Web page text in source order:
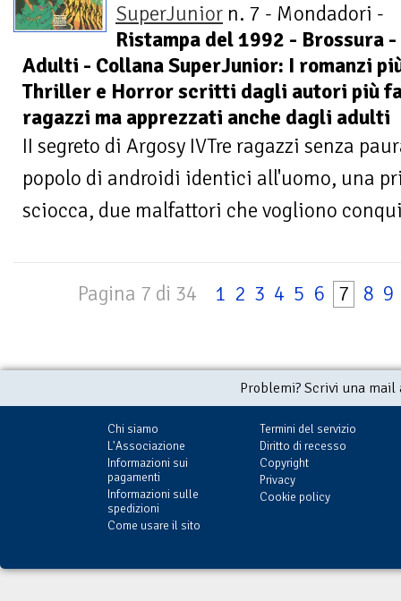
SuperJunior n. 7 - Mondadori -
Ristampa del 1992 - Brossura
Adulti - Collana SuperJunior: I romanzi
Thriller e Horror scritti dagli autori più
ragazzi ma apprezzati anche dagli adulti
II segreto di Argosy IVTre ragazzi senza
popolo di androidi identici all'uomo, una
sciocca, due malfattori che vogliono
Pagina 7 di 34 1 2 3 4 5 6 7 8 9
Problemi? Scrivi una
Chi siamo
L'Associazione
Informazioni sui
pagamenti
Informazioni sulle
spedizioni
Come usare il sito
Termini del servizio
Diritto di recesso
Copyright
Privacy
Cookie policy